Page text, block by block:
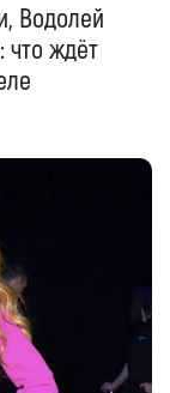
Водолей
ждёт